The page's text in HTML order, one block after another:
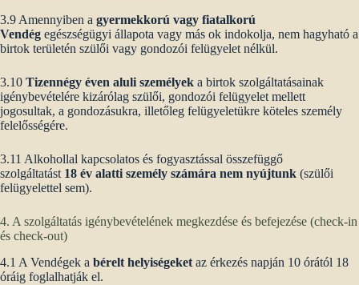
3.9 Amennyiben a gyermekkorú vagy fiatalkorú
Vendég egészségügyi állapota vagy más ok indokolja, nem hagyható a
birtok területén szülői vagy gondozói felügyelet nélkül.
3.10 Tizennégy éven aluli személyek a birtok szolgáltatásainak
igénybevételére kizárólag szülői, gondozói felügyelet mellett
jogosultak, a gondozásukra, illetőleg felügyeletükre köteles személy
felelősségére.
3.11 Alkohollal kapcsolatos és fogyasztással összefüggő
szolgáltatást 18 év alatti személy számára nem nyújtunk (szülői
felügyelettel sem).
4. A szolgáltatás igénybevételének megkezdése és befejezése (check-in
és check-out)
4.1 A Vendégek a bérelt helyiségeket az érkezés napján 10 órától 18
óráig foglalhatják el.